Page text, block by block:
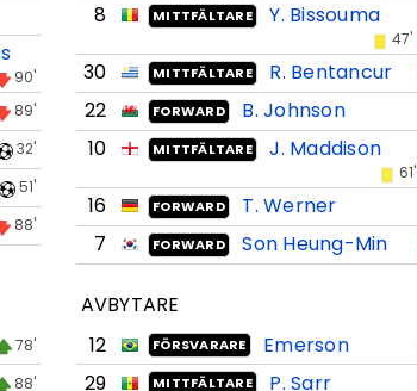
90'
89'
32'
51'
88'
78'
88'
8
MITTFÄLTARE Y. Bissouma
47'
30 MITTFÄLTARE R. Bentancur
22 FORWARD
B. Johnson
10
MITTFÄLTARE J. Maddison
61'
16 FORWARD
T. Werner
7
FORWARD Son Heung-Min
AVBYTARE
12
FÖRSVARARE Emerson
29 MITTFÄLTARE P. Sarr